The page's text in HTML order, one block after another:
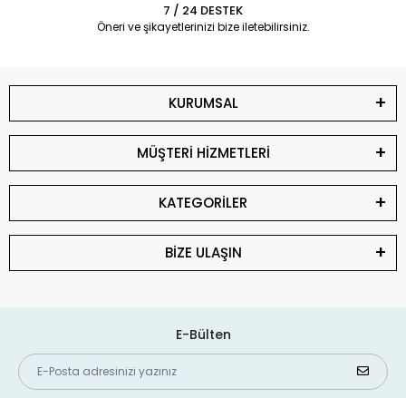
7 / 24 DESTEK
Öneri ve şikayetlerinizi bize iletebilirsiniz.
KURUMSAL
MÜŞTERİ HİZMETLERİ
KATEGORİLER
BİZE ULAŞIN
E-Bülten